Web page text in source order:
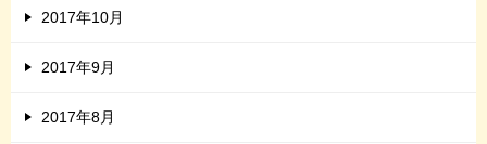
2017年10月
2017年9月
2017年8月